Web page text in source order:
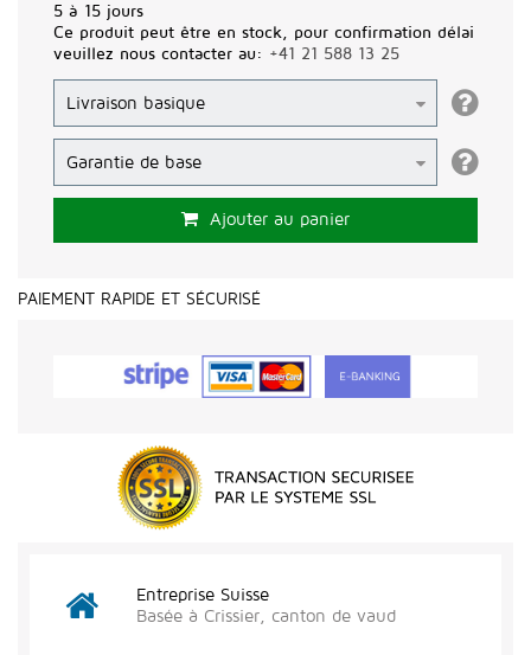
5 à 15 jours
Ce produit peut être en stock, pour confirmation délai
veuillez nous contacter au: +41 21 588 13 25
Ajouter au panier
PAIEMENT RAPIDE ET SÉCURISÉ
Entreprise Suisse
Basée à Crissier, canton de vaud